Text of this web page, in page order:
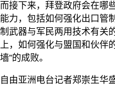
而接下来，拜登政府会在哪
能力，包括如何强化出口管
制武器与军民两用技术有关
上，如何强化与盟国和伙伴
墙”的成败。
自由亚洲电台记者郑崇生华